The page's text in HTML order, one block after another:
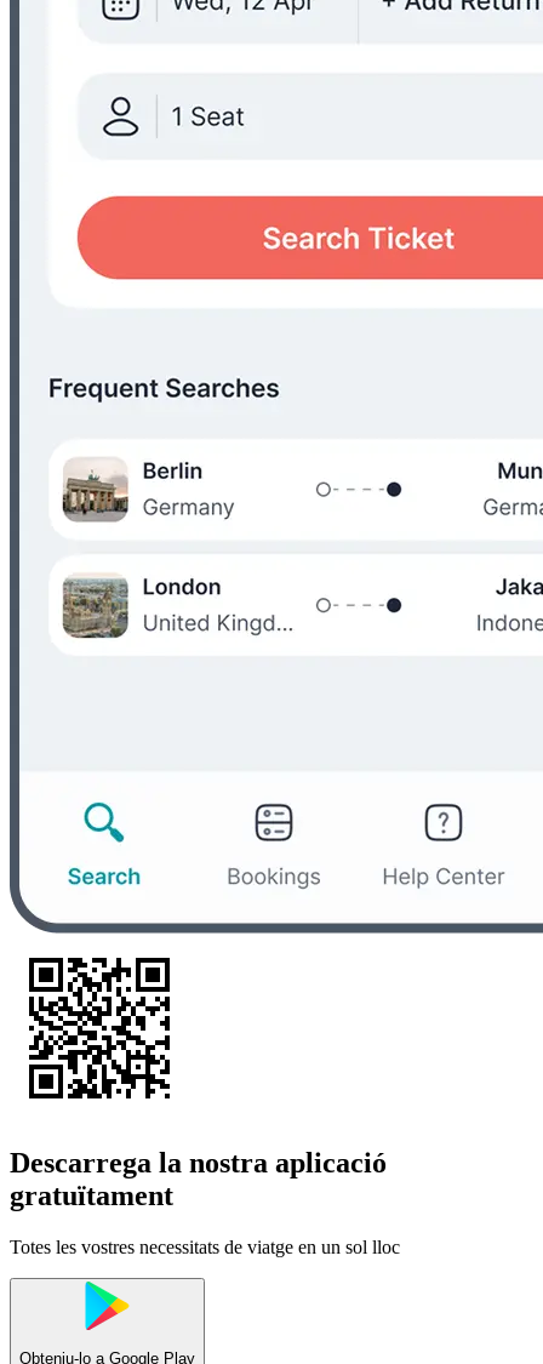
Descarrega la nostra aplicació
gratuïtament
Totes les vostres necessitats de viatge en un sol lloc
Obteniu-lo a Google Play